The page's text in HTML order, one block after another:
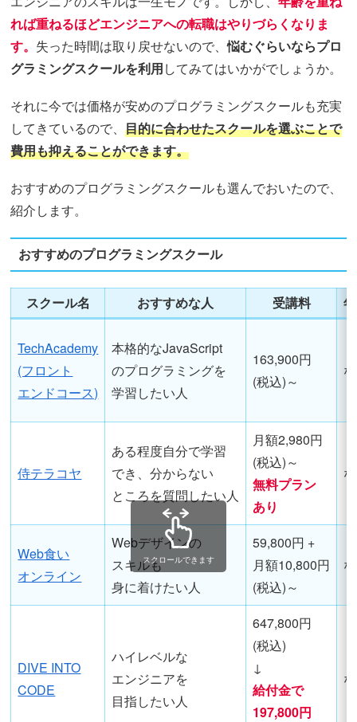
れば重ねるほどエンジニアへの転職はやりづらくなりま
す。 失った時間は取り戻せないので、悩むぐらいならプロ
グラミングスクールを利用してみてはいかがでしょうか。
それに今では価格が安めのプログラミングスクールも充実
してきているので、目的に合わせたスクールを選ぶことで
費用も抑えることができます。
おすすめのプログラミングスクールも選んでおいたので、
紹介します。
おすすめのプログラミングスクール
スクール名 おすすめな人 受講料
TechAcademy
(フロント
エンドコース)
本格的なJavaScript
のプログラミングを
学習したい人
163,900円
(税込)～
侍テラコヤ
ある程度自分で学習
でき、分からない
ところを質問したい人
月額2,980円
(税込)～
無料プラン
あり
Web食い
オンライン
Webデザインの
スキルも
身に着けたい人
59,800円 +
月額10,800円
(税込)～
DIVE INTO
CODE
ハイレベルな
エンジニアを
目指したい人
647,800円
(税込)
↓
給付金で
197,800円
スクロールできます